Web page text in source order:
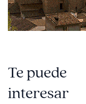
Te puede
interesar